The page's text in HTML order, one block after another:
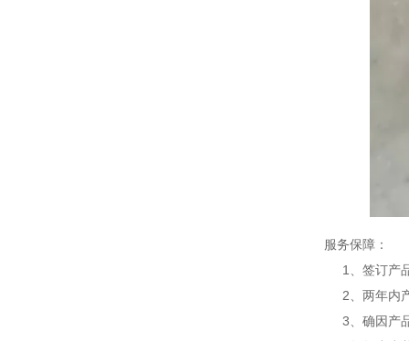
服务保障：
1、签订产
2、两年内产
3、确因产品